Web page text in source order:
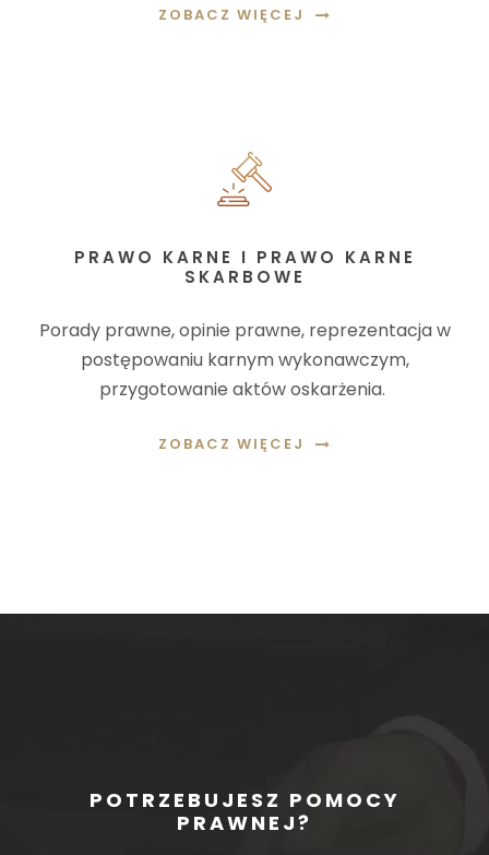
ZOBACZ WIĘCEJ
PRAWO KARNE I PRAWO KARNE
SKARBOWE
Porady prawne, opinie prawne, reprezentacja w
postępowaniu karnym wykonawczym,
przygotowanie aktów oskarżenia.
ZOBACZ WIĘCEJ
POTRZEBUJESZ POMOCY
PRAWNEJ?